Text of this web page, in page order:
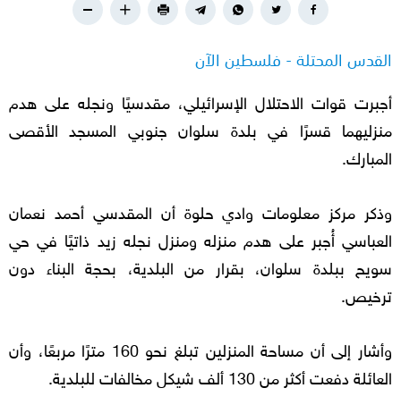
القدس المحتلة - فلسطين الآن
أجبرت قوات الاحتلال الإسرائيلي، مقدسيًا ونجله على هدم
منزليهما قسرًا في بلدة سلوان جنوبي المسجد الأقصى
المبارك.
وذكر مركز معلومات وادي حلوة أن المقدسي أحمد نعمان
العباسي أُجبر على هدم منزله ومنزل نجله زيد ذاتيًا في حي
سويح ببلدة سلوان، بقرار من البلدية، بحجة البناء دون
ترخيص.
وأشار إلى أن مساحة المنزلين تبلغ نحو 160 مترًا مربعًا، وأن
العائلة دفعت أكثر من 130 ألف شيكل مخالفات للبلدية.